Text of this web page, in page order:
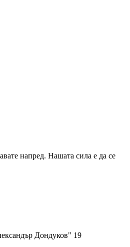
напред. Нашата сила е да се
Дондуков" 19